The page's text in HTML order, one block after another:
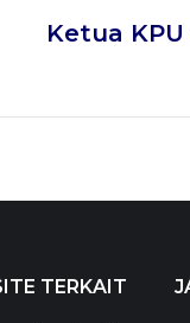
Next
Ketua
TERKAIT